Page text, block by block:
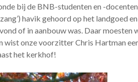
bij de BNB-studenten en -
havik gehoord op het landgoed
of in aanbouw was. Daar moesten
wist onze voorzitter Chris Hartman
het kerkhof!